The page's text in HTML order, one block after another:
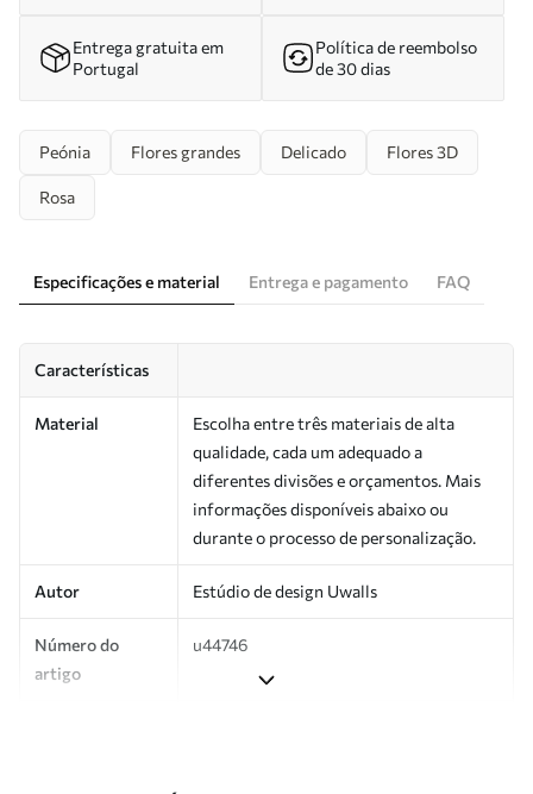
Entrega gratuita em
Portugal
Política de reembolso
de 30 dias
Peónia Flores grandes Delicado Flores 3D
Rosa
Especificações e material Entrega e pagamento FAQ
Características
Material
Escolha entre três materiais de alta
qualidade, cada um adequado a
diferentes divisões e orçamentos. Mais
informações disponíveis abaixo ou
durante o processo de personalização.
Autor Estúdio de design Uwalls
Número do
artigo
u44746